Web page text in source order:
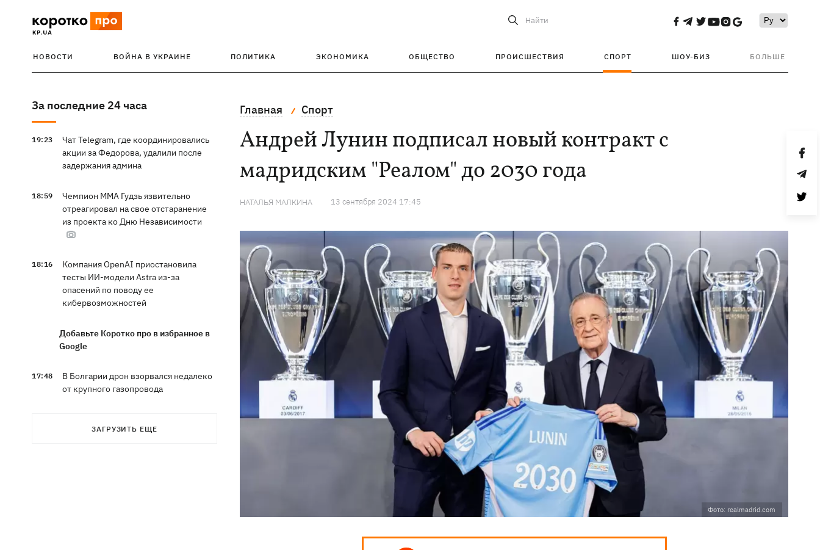
Найти
НОВОСТИ ВОЙНА В УКРАИНЕ ПОЛИТИКА ЭКОНОМИКА ОБЩЕСТВО ПРОИСШЕСТВИЯ СПОРТ ШОУ-БИЗ БОЛЬШЕ
За последние 24 часа
19:23
Чат Telegram, где координировались
акции за Федорова, удалили после
задержания админа
18:59
Чемпион ММА Гудзь язвительно
отреагировал на свое отстаранение
из проекта ко Дню Независимости
18:16
Компания OpenAI приостановила
тесты ИИ-модели Astra из-за
опасений по поводу ее
кибервозможностей
Добавьте Коротко про в избранное в
Google
17:48
В Болгарии дрон взорвался недалеко
от крупного газопровода
Аргентине умер отец Лионеля Месси
ЗАГРУЗИТЬ ЕЩЕ
Главная Спорт
Андрей Лунин подписал новый контракт с
мадридским "Реалом" до 2030 года
НАТАЛЬЯ МАЛКИНА 13 сентября 2024 17:45
Фото: realmadrid.com